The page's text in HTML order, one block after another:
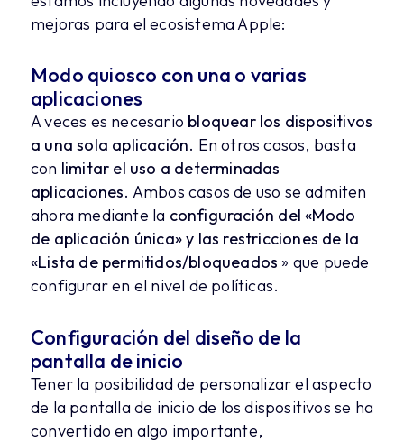
mejoras para el ecosistema Apple:
Modo quiosco con una o varias
aplicaciones
A veces es necesario bloquear los dispositivos
a una sola aplicación. En otros casos, basta
con limitar el uso a determinadas
aplicaciones. Ambos casos de uso se admiten
ahora mediante la configuración del «Modo
de aplicación única» y las restricciones de la
«Lista de permitidos/bloqueados » que puede
configurar en el nivel de políticas.
Configuración del diseño de la
pantalla de inicio
Tener la posibilidad de personalizar el aspecto
de la pantalla de inicio de los dispositivos se ha
convertido en algo importante,